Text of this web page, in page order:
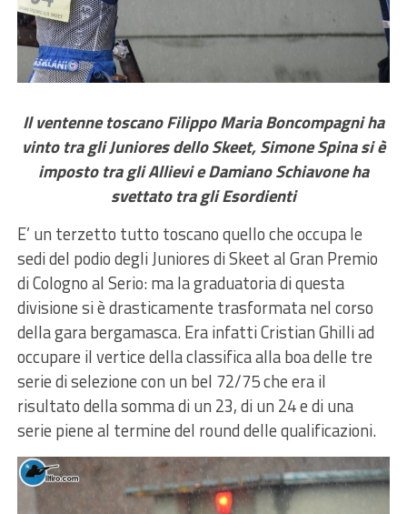
Il ventenne toscano Filippo Maria Boncompagni ha
vinto tra gli Juniores dello Skeet, Simone Spina si è
imposto tra gli Allievi e Damiano Schiavone ha
svettato tra gli Esordienti
E’ un terzetto tutto toscano quello che occupa le
sedi del podio degli Juniores di Skeet al Gran Premio
di Cologno al Serio: ma la graduatoria di questa
divisione si è drasticamente trasformata nel corso
della gara bergamasca. Era infatti Cristian Ghilli ad
occupare il vertice della classifica alla boa delle tre
serie di selezione con un bel 72/75 che era il
risultato della somma di un 23, di un 24 e di una
serie piene al termine del round delle qualificazioni.